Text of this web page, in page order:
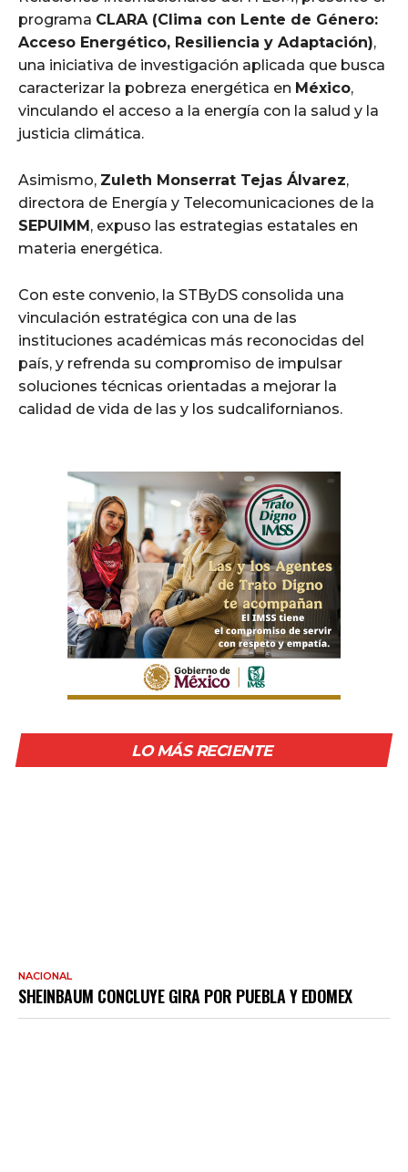
programa CLARA (Clima con Lente de Género:
Acceso Energético, Resiliencia y Adaptación),
una iniciativa de investigación aplicada que busca
caracterizar la pobreza energética en México,
vinculando el acceso a la energía con la salud y la
justicia climática.
Asimismo, Zuleth Monserrat Tejas Álvarez,
directora de Energía y Telecomunicaciones de la
SEPUIMM, expuso las estrategias estatales en
materia energética.
Con este convenio, la STByDS consolida una
vinculación estratégica con una de las
instituciones académicas más reconocidas del
país, y refrenda su compromiso de impulsar
soluciones técnicas orientadas a mejorar la
calidad de vida de las y los sudcalifornianos.
LO MÁS RECIENTE
NACIONAL
SHEINBAUM CONCLUYE GIRA POR PUEBLA Y EDOMEX